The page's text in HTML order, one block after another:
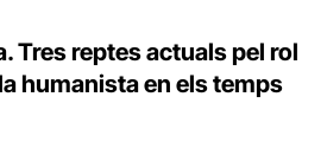
Tres reptes actuals pel rol
humanista en els temps